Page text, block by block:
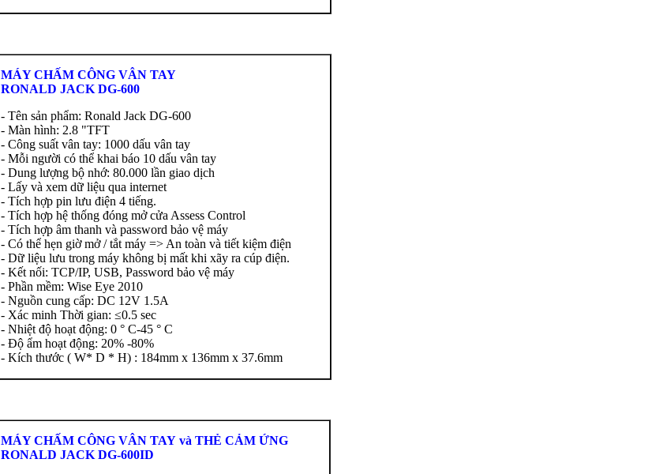
MÁY CHẤM CÔNG VÂN TAY
RONALD JACK DG-600
- Tên sản phẩm: Ronald Jack DG-600
- Màn hình: 2.8 "TFT
- Công suất vân tay: 1000 dấu vân tay
- Mỗi người có thể khai báo 10 dấu vân tay
- Dung lượng bộ nhớ: 80.000 lần giao dịch
- Lấy và xem dữ liệu qua internet
- Tích hợp pin lưu điện 4 tiếng.
- Tích hợp hệ thống đóng mở cửa Assess Control
- Tích hợp âm thanh và password bảo vệ máy
- Có thể hẹn giờ mở / tắt máy => An toàn và tiết kiệm điện
- Dữ liệu lưu trong máy không bị mất khi xãy ra cúp điện.
- Kết nối: TCP/IP, USB, Password bảo vệ máy
- Phần mềm: Wise Eye 2010
- Nguồn cung cấp: DC 12V 1.5A
- Xác minh Thời gian: ≤0.5 sec
- Nhiệt độ hoạt động: 0 ° C-45 ° C
- Độ ẩm hoạt động: 20% -80%
- Kích thước ( W* D * H) : 184mm x 136mm x 37.6mm
MÁY CHẤM CÔNG VÂN TAY và THẺ CẢM ỨNG
RONALD JACK DG-600ID